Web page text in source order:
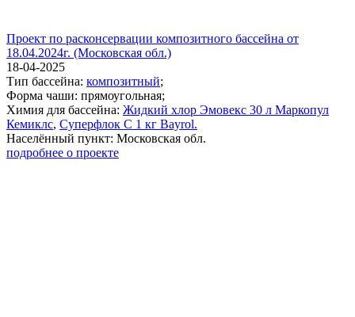
Проект по расконсервации композитного бассейна от
18.04.2024г. (Московская обл.)
18-04-2025
Тип бассейна: композитный;
Форма чаши: прямоугольная;
Химия для бассейна: Жидкий хлор Эмовекс 30 л Маркопул
Кемиклс, Суперфлок С 1 кг Bayrol.
Населённый пункт: Московская обл.
подробнее о проекте